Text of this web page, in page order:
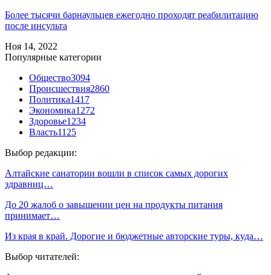
Более тысячи барнаульцев ежегодно проходят реабилитацию
после инсульта
Ноя 14, 2022
Популярные категории
Общество3094
Происшествия2860
Политика1417
Экономика1272
Здоровье1234
Власть1125
Выбор редакции:
Алтайские санатории вошли в список самых дорогих
здравниц…
До 20 жалоб о завышении цен на продукты питания
принимает…
Из края в край. Дорогие и бюджетные авторские туры, куда…
Выбор читателей: